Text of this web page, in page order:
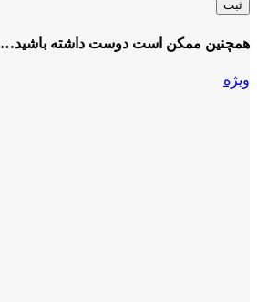
همچنین ممکن است دوست داشته باشید…
ویژه